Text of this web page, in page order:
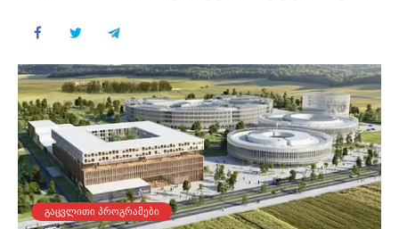
ᲒᲐᲪᲕᲚᲘᲗᲘ ᲞᲠᲝᲒᲠᲐᲛᲔᲑᲘ